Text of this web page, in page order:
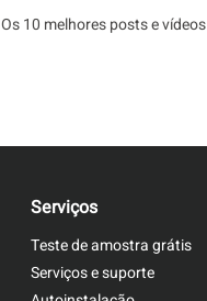
10 melhores posts e vídeos
Serviços
Teste de amostra grátis
Serviços e suporte